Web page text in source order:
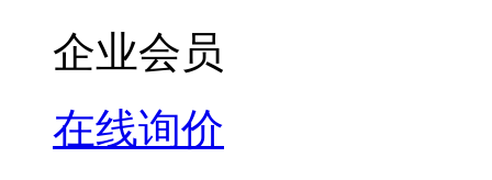
企业会员
在线询价